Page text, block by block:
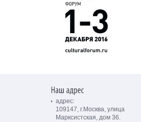
адрес:
109147, г.Москва, улица
Марксистская, дом 36.